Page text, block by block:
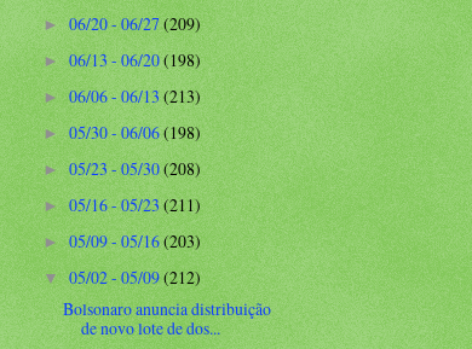
►06/20 - 06/27(209)
► 06/13 - 06/20(198)
►06/06 - 06/13(213)
►05/30 - 06/06(198)
►05/23 - 05/30(208)
►05/16 - 05/23(211)
►05/09 - 05/16(203)
▼05/02 - 05/09(212)
Bolsonaro anuncia distribuição
de novo lote de dos...